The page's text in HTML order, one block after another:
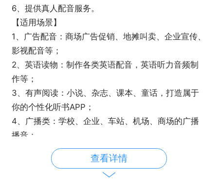
6、提供真人配音服务。
【适用场景】
1、广告配音：商场广告促销、地摊叫卖、企业宣传、
影视配音等；
2、英语读物：制作各类英语配音，英语听力音频制
作等；
3、有声阅读：小说、杂志、课本、童话，打造属于
你的个性化听书APP；
4、广播类：学校、企业、车站、机场、商场的广播
播音；
5、配音类：动画片、flash影片、各类广播剧；
6、影视类：广告片配音、影视片配音、专题片配
查看详情